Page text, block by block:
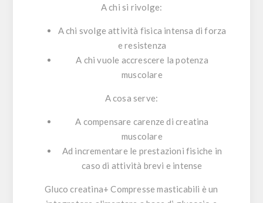
A chi si rivolge:
A chi svolge attività fisica intensa di forza
e resistenza
A chi vuole accrescere la potenza
muscolare
A cosa serve:
A compensare carenze di creatina
muscolare
Ad incrementare le prestazioni fisiche in
caso di attività brevi e intense
Gluco creatina+ Compresse masticabili è un